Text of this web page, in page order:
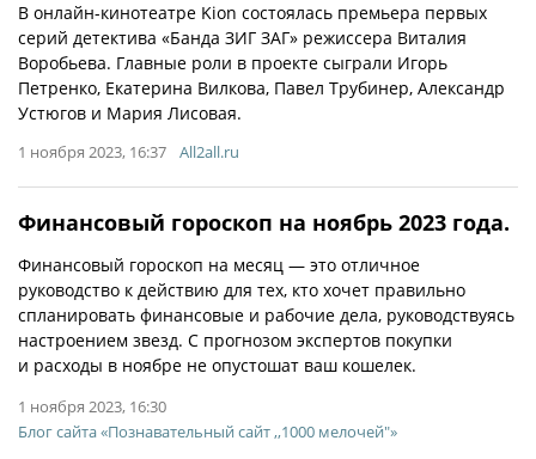
В онлайн-кинотеатре Kion состоялась премьера первых
серий детектива «Банда ЗИГ ЗАГ» режиссера Виталия
Воробьева. Главные роли в проекте сыграли Игорь
Петренко, Екатерина Вилкова, Павел Трубинер, Александр
Устюгов и Мария Лисовая.
1 ноября 2023, 16:37 All2all.ru
Финансовый гороскоп на ноябрь 2023 года.
Финансовый гороскоп на месяц — это отличное
руководство к действию для тех, кто хочет правильно
спланировать финансовые и рабочие дела, руководствуясь
настроением звезд. С прогнозом экспертов покупки
и расходы в ноябре не опустошат ваш кошелек.
1 ноября 2023, 16:30
Блог сайта «Познавательный сайт ,,1000 мелочей"»